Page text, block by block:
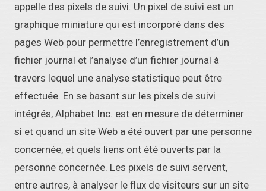
appelle des pixels de suivi. Un pixel de suivi est un
graphique miniature qui est incorporé dans des
pages Web pour permettre l’enregistrement d’un
fichier journal et l’analyse d’un fichier journal à
travers lequel une analyse statistique peut être
effectuée. En se basant sur les pixels de suivi
intégrés, Alphabet Inc. est en mesure de déterminer
si et quand un site Web a été ouvert par une personne
concernée, et quels liens ont été ouverts par la
personne concernée. Les pixels de suivi servent,
entre autres, à analyser le flux de visiteurs sur un site